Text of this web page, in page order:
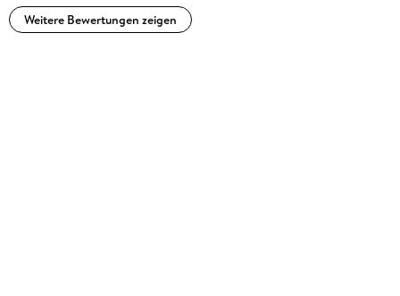
Weitere Bewertungen zeigen